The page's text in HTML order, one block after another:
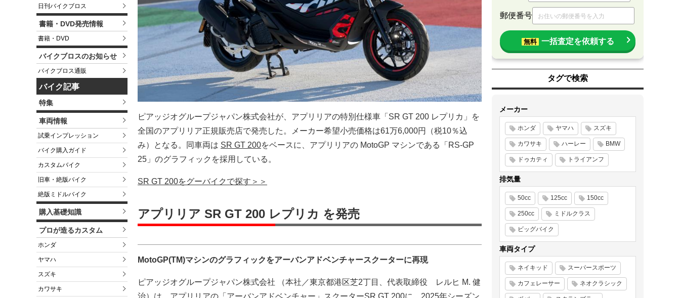
日刊バイクブロス
書籍・DVD発売情報
書籍・DVD
バイクブロスのお知らせ
バイクブロス通販
バイク記事
特集
車両情報
試乗インプレッション
バイク購入ガイド
カスタムバイク
旧車・絶版バイク
絶版ミドルバイク
購入基礎知識
プロが造るカスタム
ホンダ
ヤマハ
スズキ
カワサキ
ピアッジオグループジャパン株式会社が、アプリリアの特別仕様車「SR GT 200 レプリカ」を
全国のアプリリア正規販売店で発売した。メーカー希望小売価格は61万6,000円（税10％込
み）となる。同車両は SR GT 200をベースに、アプリリアの MotoGP マシンである「RS-GP
25」のグラフィックを採用している。
SR GT 200をグーバイクで探す＞＞
アプリリア SR GT 200 レプリカ を発売
MotoGP(TM)マシンのグラフィックをアーバンアドベンチャースクーターに再現
ピアッジオグループジャパン株式会社 （本社／東京都港区芝2丁目、代表取締役 レルヒ M. 健
治）は、アプリリアの「アーバンアドベンチャー」スクーターSR GT 200に、2025年シーズン
郵便番号
無料 一括査定を依頼する
タグで検索
メーカー
ホンダ ヤマハ スズキ
カワサキ ハーレー BMW
ドゥカティ トライアンフ
排気量
50cc 125cc 150cc
250cc ミドルクラス
ビッグバイク
車両タイプ
ネイキッド スーパースポーツ
カフェレーサー ネオクラシック